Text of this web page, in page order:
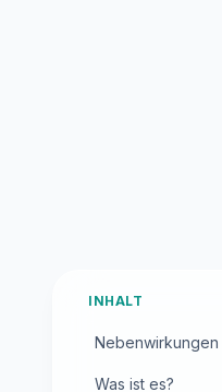
INHALT
Nebenwirkungen
Was ist es?